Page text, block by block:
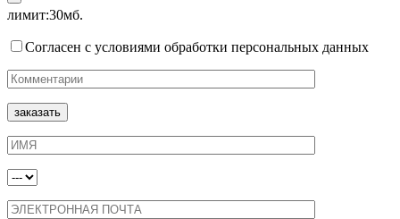
лимит:30мб.
Согласен с условиями обработки персональных данных